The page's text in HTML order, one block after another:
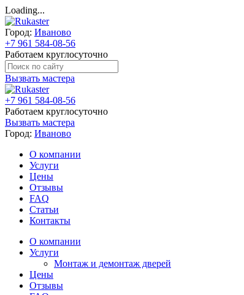
Loading...
Город: Иваново
+7 961 584-08-56
Работаем круглосуточно
Вызвать мастера
+7 961 584-08-56
Работаем круглосуточно
Вызвать мастера
Город: Иваново
О компании
Услуги
Цены
Отзывы
FAQ
Статьи
Контакты
О компании
Услуги
Монтаж и демонтаж дверей
Цены
Отзывы